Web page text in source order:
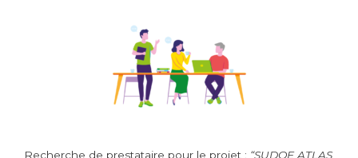
Recherche de prestataire pour le projet : “SUDOE ATLAS